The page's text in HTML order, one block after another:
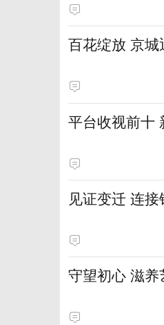
百花绽放 京
平台收视前十
见证变迁 连
守望初心 滋